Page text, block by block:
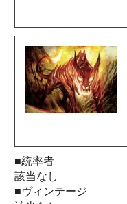
■統率者
該当なし
■ヴィンテージ